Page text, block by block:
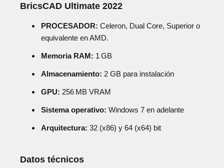
BricsCAD Ultimate 2022
PROCESADOR: Celeron, Dual Core, Superior o
equivalente en AMD.
Memoria RAM: 1 GB
Almacenamiento: 2 GB para instalación
GPU: 256 MB VRAM
Sistema operativo: Windows 7 en adelante
Arquitectura: 32 (x86) y 64 (x64) bit
Datos técnicos